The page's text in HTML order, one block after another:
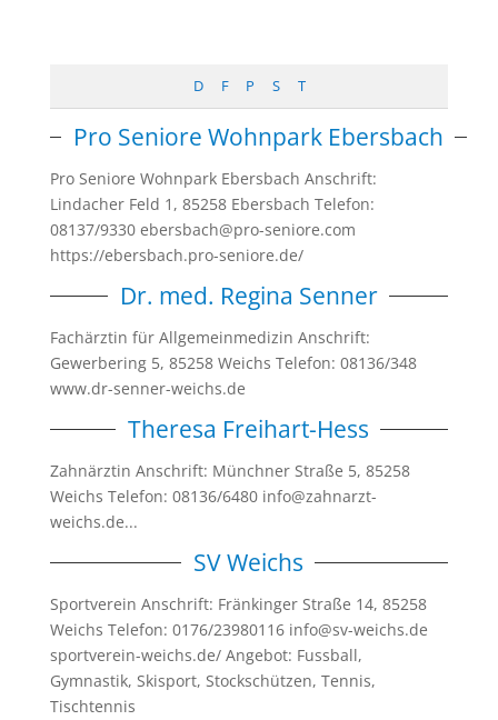
D F P S T
Pro Seniore Wohnpark Ebersbach
Pro Seniore Wohnpark Ebersbach Anschrift:
Lindacher Feld 1, 85258 Ebersbach Telefon:
08137/9330 ebersbach@pro-seniore.com
https://ebersbach.pro-seniore.de/
Dr. med. Regina Senner
Fachärztin für Allgemeinmedizin Anschrift:
Gewerbering 5, 85258 Weichs Telefon: 08136/348
www.dr-senner-weichs.de
Theresa Freihart-Hess
Zahnärztin Anschrift: Münchner Straße 5, 85258
Weichs Telefon: 08136/6480 info@zahnarzt-
weichs.de...
SV Weichs
Sportverein Anschrift: Fränkinger Straße 14, 85258
Weichs Telefon: 0176/23980116 info@sv-weichs.de
sportverein-weichs.de/ Angebot: Fussball,
Gymnastik, Skisport, Stockschützen, Tennis,
Tischtennis